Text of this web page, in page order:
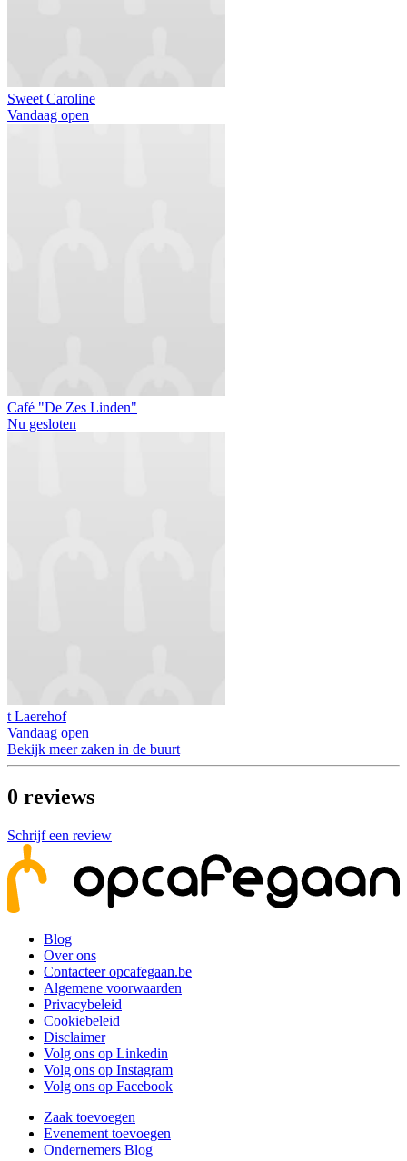
Sweet Caroline
Vandaag open
Café "De Zes Linden"
Nu gesloten
t Laerehof
Vandaag open
Bekijk meer zaken in de buurt
0 reviews
Schrijf een review
Blog
Over ons
Contacteer opcafegaan.be
Algemene voorwaarden
Privacybeleid
Cookiebeleid
Disclaimer
Volg ons op Linkedin
Volg ons op Instagram
Volg ons op Facebook
Zaak toevoegen
Evenement toevoegen
Ondernemers Blog